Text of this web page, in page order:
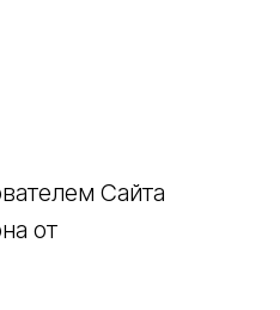
Сайта
от